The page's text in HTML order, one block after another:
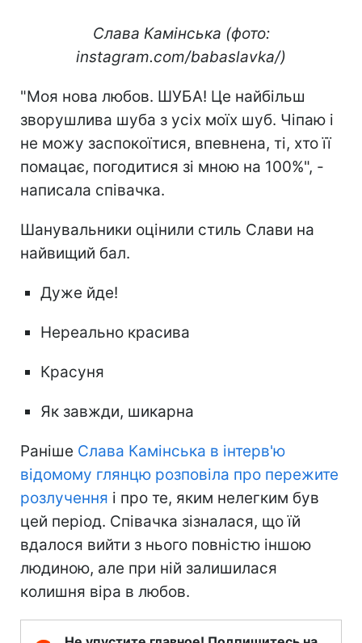
Слава Камінська (фото:
instagram.com/babaslavka/)
"Моя нова любов. ШУБА! Це найбільш
зворушлива шуба з усіх моїх шуб. Чіпаю і
не можу заспокоїтися, впевнена, ті, хто її
помацає, погодитися зі мною на 100%", -
написала співачка.
Шанувальники оцінили стиль Слави на
найвищий бал.
Дуже йде!
Нереально красива
Красуня
Як завжди, шикарна
Раніше Слава Камінська в інтерв'ю
відомому глянцю розповіла про пережите
розлучення і про те, яким нелегким був
цей період. Співачка зізналася, що їй
вдалося вийти з нього повністю іншою
людиною, але при ній залишилася
колишня віра в любов.